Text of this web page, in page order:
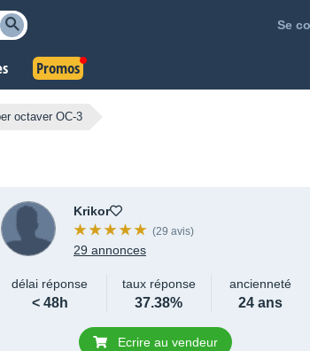
Se
Promos
octaver OC-3
Krikor
(29 avis)
29 annonces
délai réponse
< 48h
taux réponse
37.38%
ancienneté
24 ans
Ecrire au vendeur